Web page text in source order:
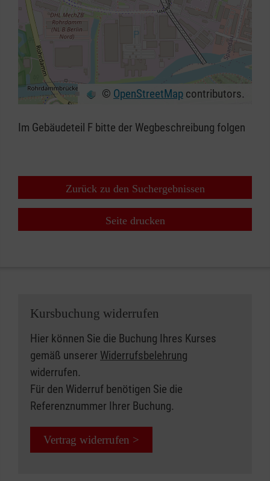
⇧
© OpenStreetMap contributors.
Im Gebäudeteil F bitte der Wegbeschreibung folgen
Zurück zu den Suchergebnissen
Seite drucken
Kursbuchung widerrufen
Hier können Sie die Buchung Ihres Kurses
gemäß unserer Widerrufsbelehrung
widerrufen.
Für den Widerruf benötigen Sie die
Referenznummer Ihrer Buchung.
Vertrag widerrufen >